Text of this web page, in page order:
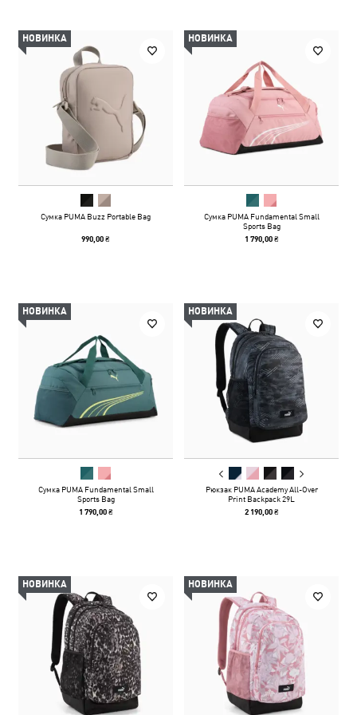
НОВИНКА
Сумка PUMA Buzz Portable Bag
990,00 ₴
НОВИНКА
Сумка PUMA Fundamental Small
Sports Bag
1 790,00 ₴
НОВИНКА
Сумка PUMA Fundamental Small
Sports Bag
1 790,00 ₴
НОВИНКА
Рюкзак PUMA Academy All-Over
Print Backpack 29L
2 190,00 ₴
НОВИНКА НОВИНКА